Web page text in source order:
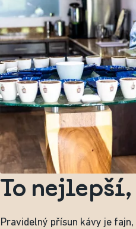
To nejlepší,
Pravidelný přísun kávy je